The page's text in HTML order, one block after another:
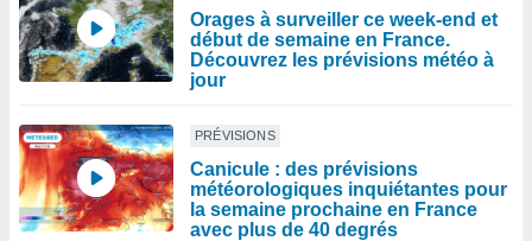
Orages à surveiller ce week-end et
début de semaine en France.
Découvrez les prévisions météo à
jour
PRÉVISIONS
Canicule : des prévisions
météorologiques inquiétantes pour
la semaine prochaine en France
avec plus de 40 degrés